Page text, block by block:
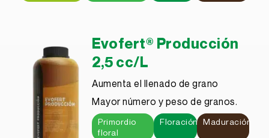
Evofert® Producción
2,5 cc/L
Aumenta el llenado de grano
Mayor número y peso de granos.
Primordio
floral
Floración Maduración